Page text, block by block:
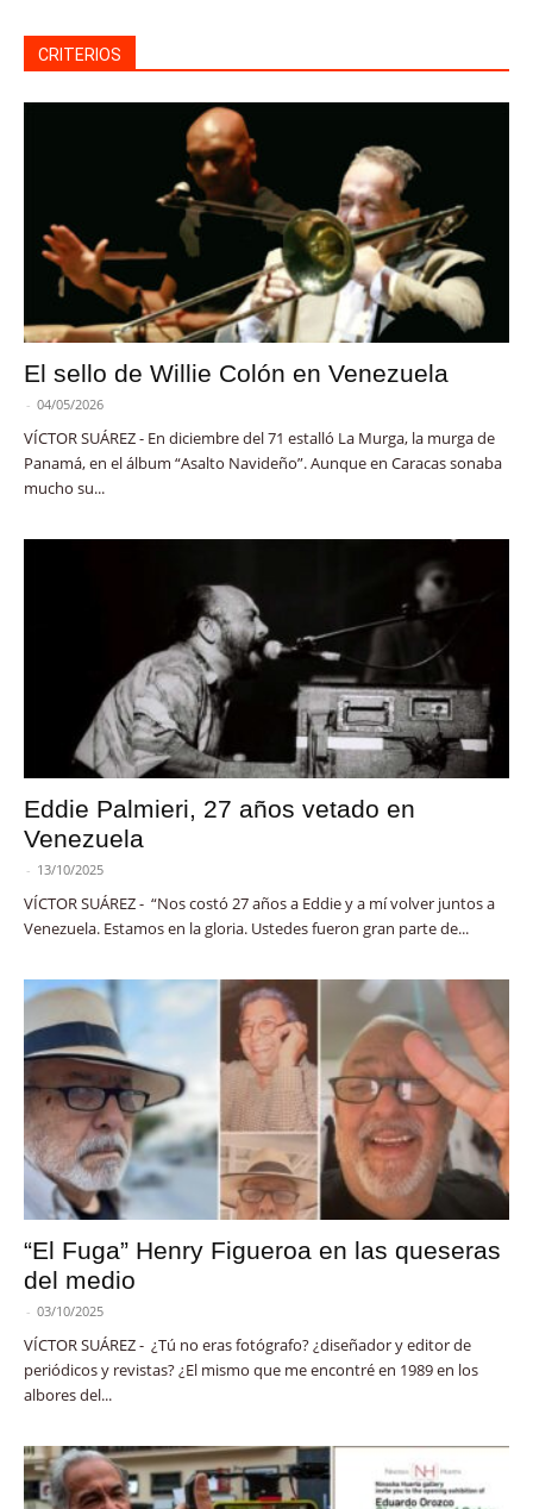
CRITERIOS
El sello de Willie Colón en Venezuela
- 04/05/2026
VÍCTOR SUÁREZ - En diciembre del 71 estalló La Murga, la murga de
Panamá, en el álbum “Asalto Navideño”. Aunque en Caracas sonaba
mucho su...
Eddie Palmieri, 27 años vetado en
Venezuela
- 13/10/2025
VÍCTOR SUÁREZ - “Nos costó 27 años a Eddie y a mí volver juntos a
Venezuela. Estamos en la gloria. Ustedes fueron gran parte de...
“El Fuga” Henry Figueroa en las queseras
del medio
- 03/10/2025
VÍCTOR SUÁREZ - ¿Tú no eras fotógrafo? ¿diseñador y editor de
periódicos y revistas? ¿El mismo que me encontré en 1989 en los
albores del...